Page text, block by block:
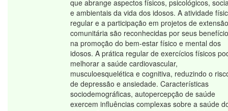
que abrange aspectos físicos, psicológicos,
e ambientais da vida dos idosos. A atividade
regular e a participação em projetos de extensão
comunitária são reconhecidas por seus
na promoção do bem-estar físico e mental dos
idosos. A prática regular de exercícios físicos
melhorar a saúde cardiovascular,
musculoesquelética e cognitiva, reduzindo o
de depressão e ansiedade. Características
sociodemográficas, autopercepção de saúde
exercem influências complexas sobre a saúde